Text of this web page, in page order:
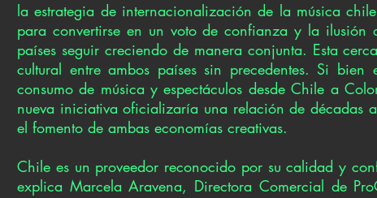
la estrategia de internacionalización de la música
para convertirse en un voto de confianza y la ilusión
países seguir creciendo de manera conjunta. Esta
cultural entre ambos países sin precedentes. Si
consumo de música y espectáculos desde Chile a
nueva iniciativa oficializaría una relación de décadas
el fomento de ambas economías creativas.
Chile es un proveedor reconocido por su calidad y
explica Marcela Aravena, Directora Comercial de